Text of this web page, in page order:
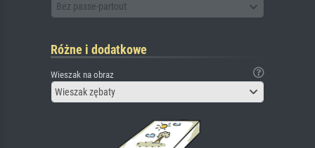
Bez passe-partout
Różne i dodatkowe
Wieszak na obraz
Wieszak zębaty